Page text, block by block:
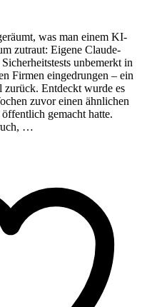
was man einem KI-
zutraut: Eigene Claude-
unbemerkt in
Firmen eingedrungen – ein
Entdeckt wurde es
zuvor einen ähnlichen
gemacht hatte.
…